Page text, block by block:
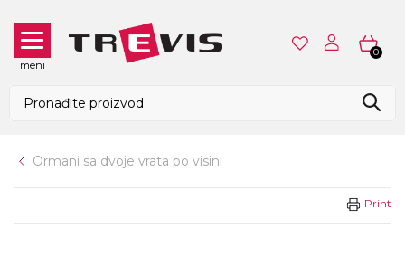
meni
0
Ormani sa dvoje vrata po visini
Print